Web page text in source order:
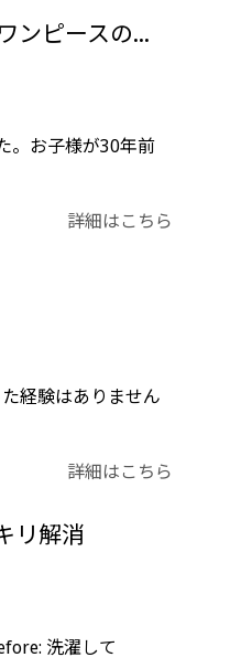
30年前の思い出を再び：子供用クリスマスワンピースのしみ抜き事例
。お子様が30年前
詳細はこちら
経験はありません
詳細はこちら
リ解消
洗濯して